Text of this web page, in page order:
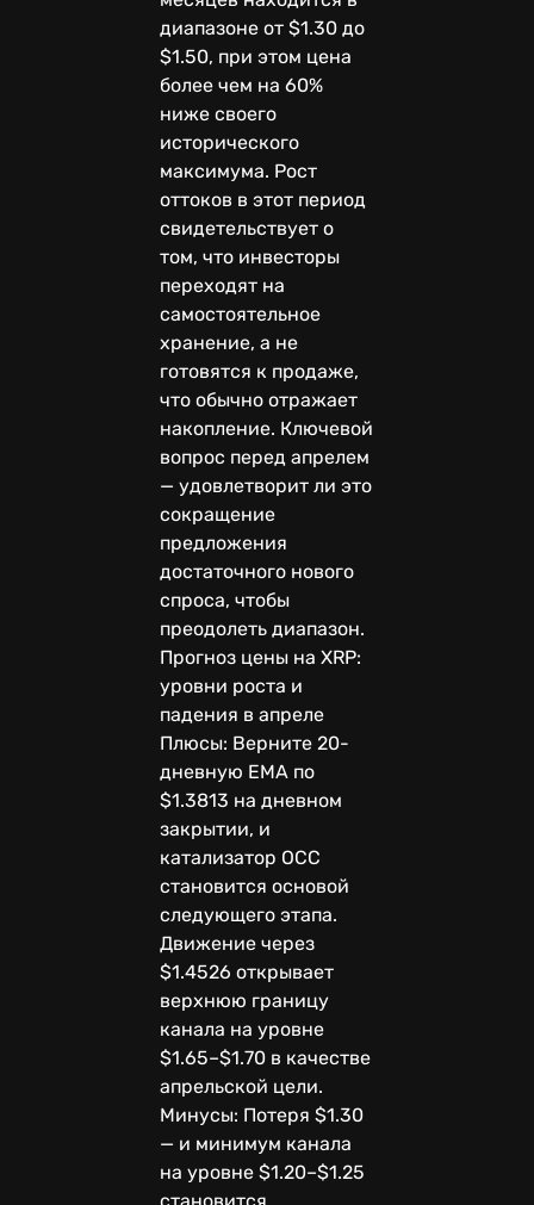
диапазоне от $1.30 до
$1.50, при этом цена
более чем на 60%
ниже своего
исторического
максимума. Рост
оттоков в этот период
свидетельствует о
том, что инвесторы
переходят на
самостоятельное
хранение, а не
готовятся к продаже,
что обычно отражает
накопление. Ключевой
вопрос перед апрелем
— удовлетворит ли это
сокращение
предложения
достаточного нового
спроса, чтобы
преодолеть диапазон.
Прогноз цены на XRP:
уровни роста и
падения в апреле
Плюсы: Верните 20-
дневную EMA по
$1.3813 на дневном
закрытии, и
катализатор OCC
становится основой
следующего этапа.
Движение через
$1.4526 открывает
верхнюю границу
канала на уровне
$1.65–$1.70 в качестве
апрельской цели.
Минусы: Потеря $1.30
— и минимум канала
на уровне $1.20–$1.25